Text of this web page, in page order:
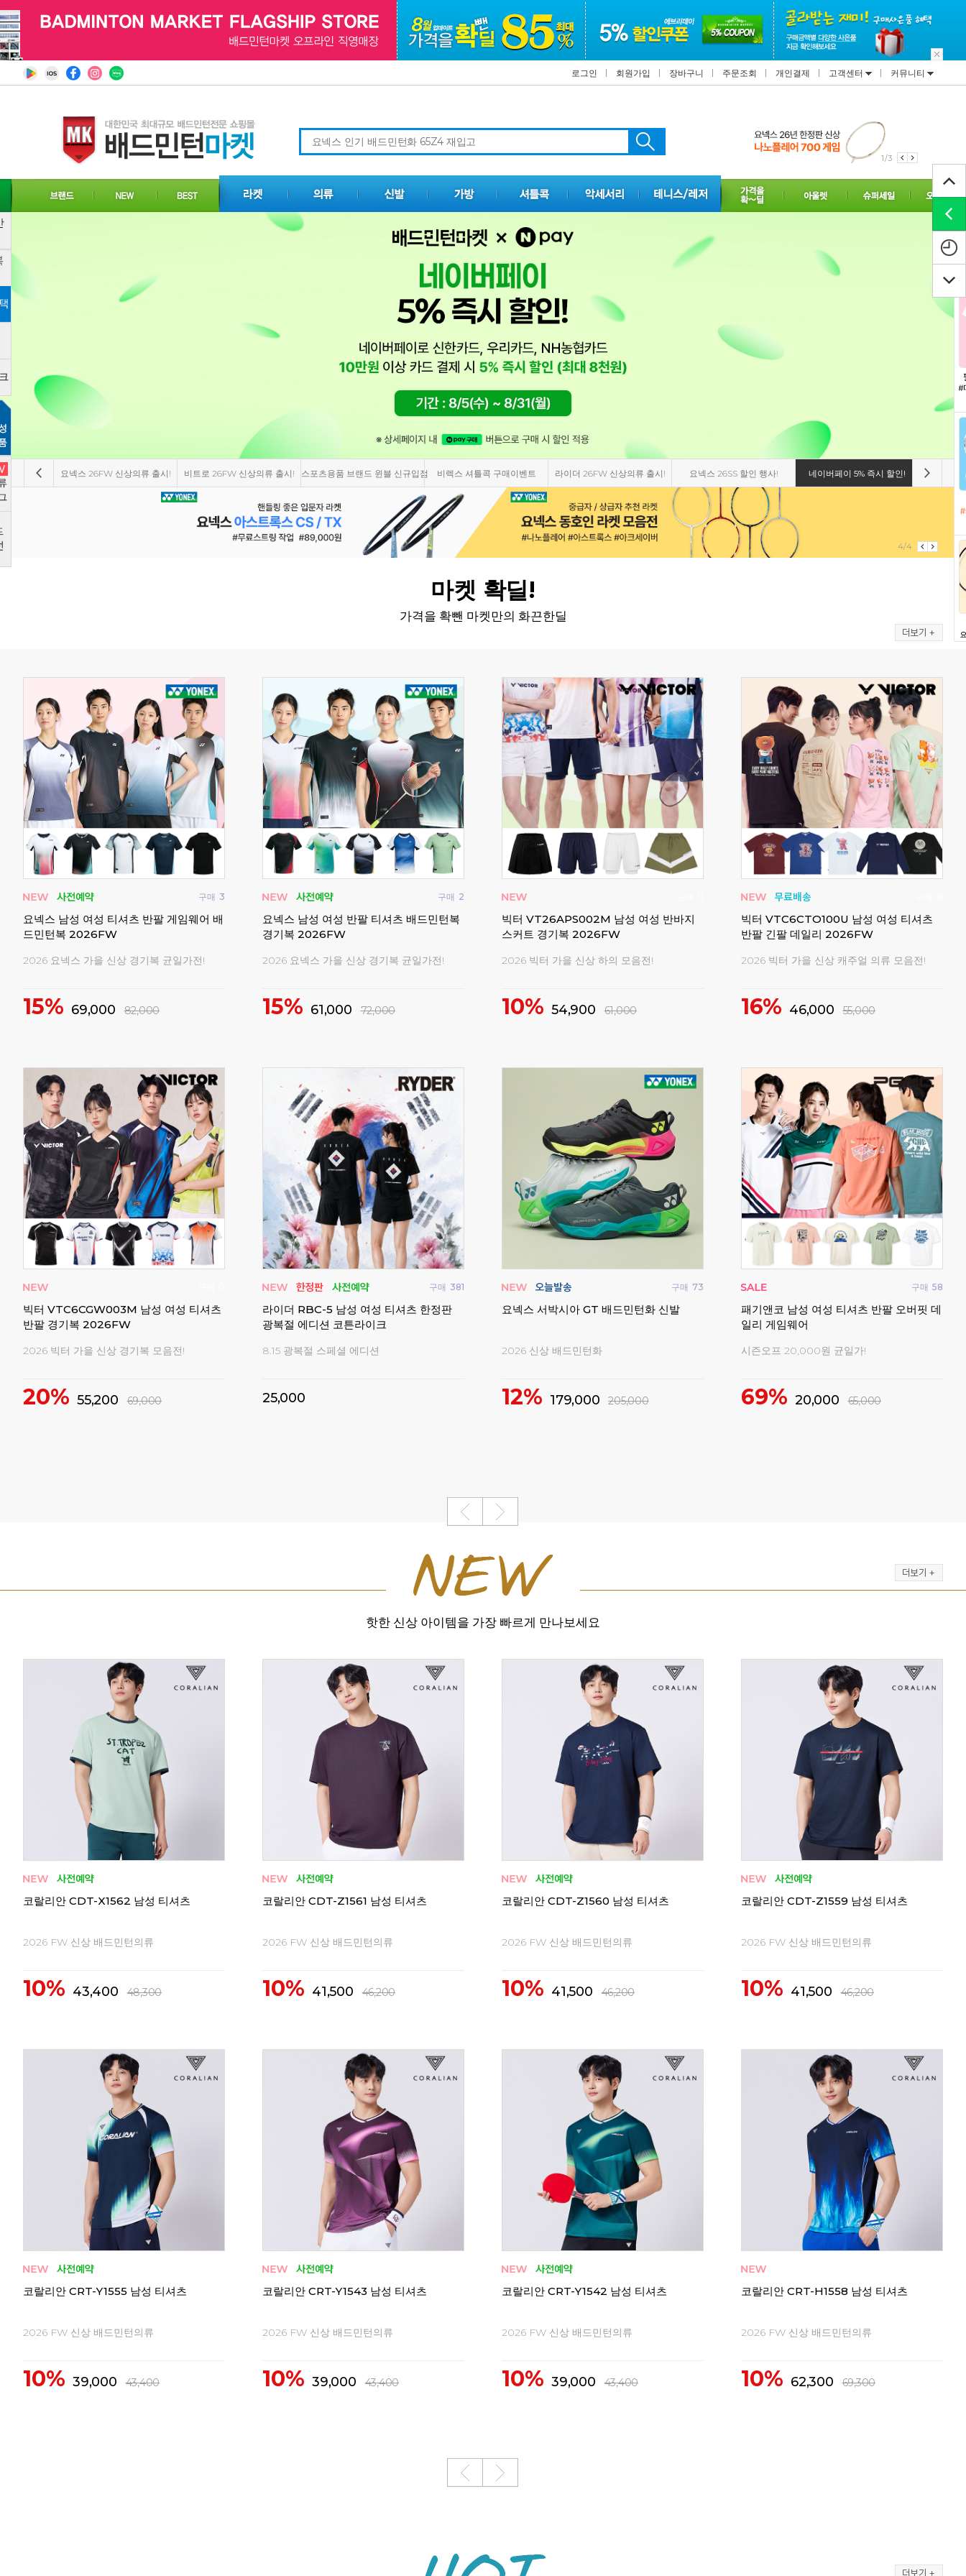
로그인 회원가입 장바구니 주문조회 개인결제 고객센터 커뮤니티
1/3
요넥스 26FW 신상의류 출시! 비트로 26FW 신상의류 출시! 스포츠용품 브랜드 윈블 신규입점 비렉스 셔틀콕 구매이벤트 라이더 26FW 신상의류 출시! 요넥스 26SS 할인 행사! 네이버페이 5% 즉시 할인! 비트로
1/4
마켓 확딜!
가격을 확뺀 마켓만의 화끈한딜
구매30
패기앤코 남성 여성 티셔츠 반바지 반팔 게
임웨어 배드민턴복
시즌오프 25,000원 균일가!
58% 25,000 60,000
구매 114
요넥스 티셔츠 남성 여성 반팔 긴팔 게임웨
어 253TS017M
요넥스 시즌오프 아울렛
46% 37,000 69,000
요넥스 티셔츠 남성 여성 반팔 라운드 데일
리
요넥스 캐주얼 티셔츠
46% 29,500 55,000
요넥스 남성 여성 반팔 긴팔 배드민턴 티셔
츠 경기복 243TS009M
요넥스 시즌오프 아울렛!
72% 21,500 79,000
요넥스 남여 우븐 반바지 하의 배드민턴복
신축성 좋은 반바지 모음전
32% 29,000 43,000
구매 787
요넥스 남성 여성 티셔츠 반팔 오버핏 게임
웨어 경기복
73% 세일! 시즌오프 아울렛!
16%
구매15
웰벡 남성 여성 반바지 긴바지 배드민턴 데
웰벡 시즌오프 아울렛
38% 31,000 50,000
구매 335
스맥스코리아 남성 여성 공용 티셔츠 세미
오버핏 코튼라이크
2026 신상 배드민턴의류
51% 19,000 39,000
핫한 신상 아이템을 가장 빠르게 만나보세요
코랄리안 CRT-H1557 남성 티셔츠
2026 FW 신상 배드민턴의류
10% 62,300 69,300
코랄리안 CRT-H1556 남성 티셔츠
2026 FW 신상 배드민턴의류
10% 62,300 69,300
코랄리안 CRT-H1552 남성 티셔츠
2026 FW 신상 배드민턴의류
10% 62,300 69,300
코랄리안 CRT-H1551 남성 티셔츠
2026 FW 신상 배드민턴의류
10% 62,300 69,300
코랄리안 CRT-H1548 남성 티셔츠
2026 FW 신상 배드민턴의류
10% 62,300 69,300
코랄리안 CRT-H1546 남성 티셔츠
2026 FW 신상 배드민턴의류
10% 62,300 69,300
코랄리안 CDT-X2565 여성 티셔츠
2026 FW 신상 배드민턴의류
10% 43,400 48,300
코랄리안 CDT-X2563 여성 티셔츠
2026 FW 신상 배드민턴의류
10% 43,400 48,300